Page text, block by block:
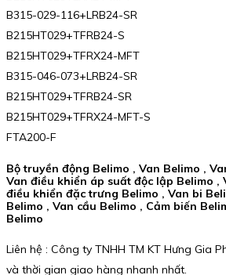
B315-029-116+LRB24-SR
B215HT029+TFRB24-S
B215HT029+TFRX24-MFT
B315-046-073+LRB24-SR
B215HT029+TFRB24-SR
B215HT029+TFRX24-MFT-S
FTA200-F
Bộ truyền động Belimo , Van Belimo ,
Van điều khiển áp suất độc lập Belimo ,
điều khiển đặc trưng Belimo , Van bi
Belimo , Van cầu Belimo , Cảm biến
Belimo
Liên hệ : Công ty TNHH TM KT Hưng Gia
và thời gian giao hàng nhanh nhất.